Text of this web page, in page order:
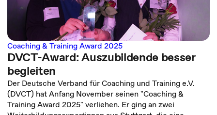
Coaching & Training Award 2025
DVCT-Award: Auszubildende besser
begleiten
Der Deutsche Verband für Coaching und Training e.V.
(DVCT) hat Anfang November seinen "Coaching &
Training Award 2025" verliehen. Er ging an zwei